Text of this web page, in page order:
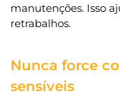
manutenções. Isso
retrabalhos.
Nunca force
sensíveis